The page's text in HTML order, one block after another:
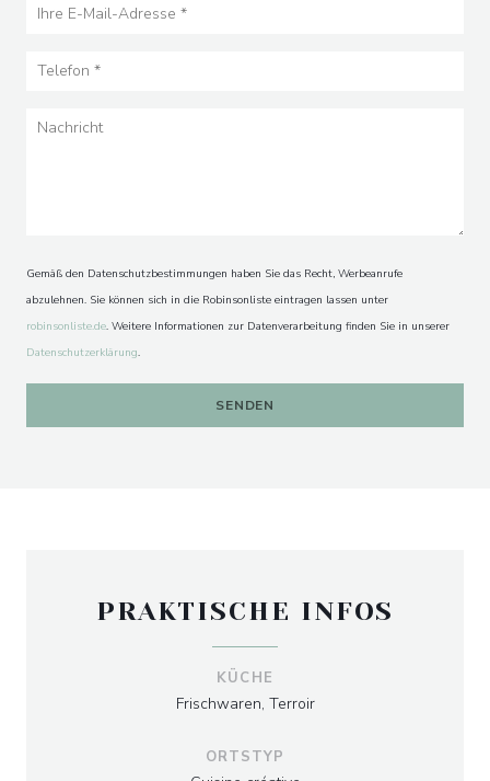
Gemäß den Datenschutzbestimmungen haben Sie das Recht, Werbeanrufe
abzulehnen. Sie können sich in die Robinsonliste eintragen lassen unter
robinsonliste.de. Weitere Informationen zur Datenverarbeitung finden Sie in unserer
Datenschutzerklärung.
PRAKTISCHE INFOS
KÜCHE
Frischwaren, Terroir
ORTSTYP